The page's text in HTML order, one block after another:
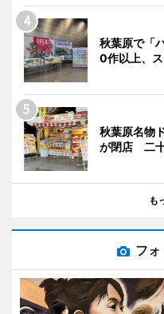
秋葉原で「
0作以上、
秋葉原名物
が閉店 二
も
フ